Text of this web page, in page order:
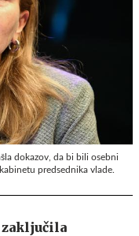
dokazov, da bi bili osebni
predsednika vlade.
zaključila